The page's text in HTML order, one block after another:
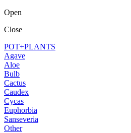
Open
Close
POT+PLANTS
Agave
Aloe
Bulb
Cactus
Caudex
Cycas
Euphorbia
Sanseveria
Other